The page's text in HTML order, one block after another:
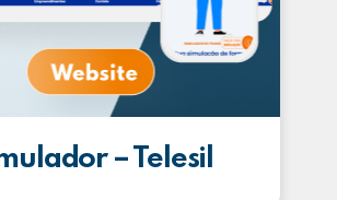
– Telesil